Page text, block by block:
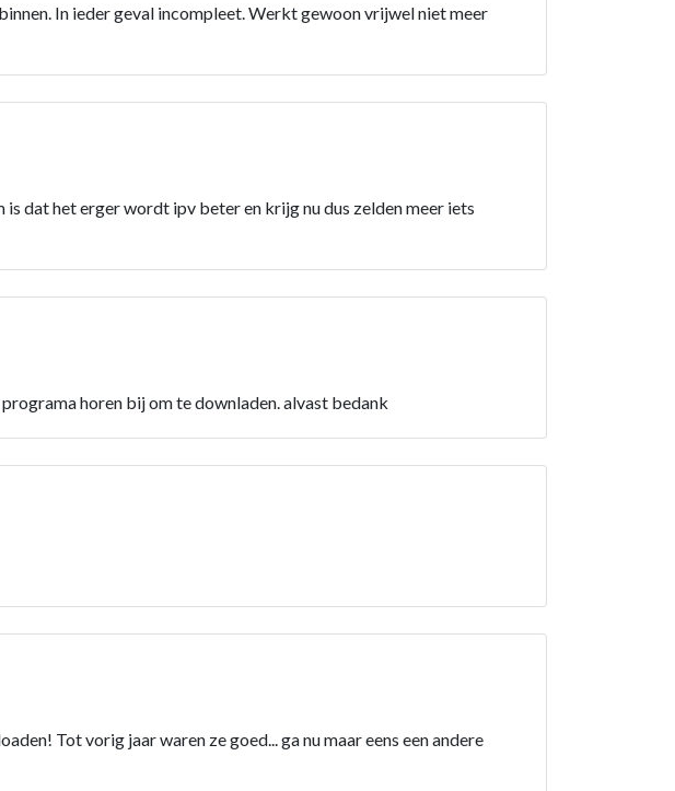
In ieder geval incompleet. Werkt gewoon vrijwel niet meer
dat het erger wordt ipv beter en krijg nu dus zelden meer iets
horen bij om te downladen. alvast bedank
Tot vorig jaar waren ze goed... ga nu maar eens een andere